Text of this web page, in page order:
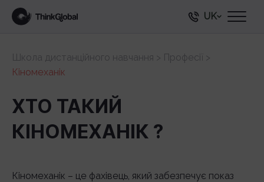
UK
Школа дистанційного навчання > Професії >
Кіномеханік
ХТО ТАКИЙ
КІНОМЕХАНІК ?
Кіномеханік – це фахівець, який забезпечує показ